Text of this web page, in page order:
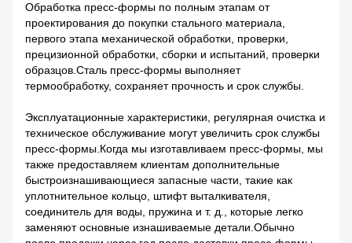
Обработка пресс-формы по полным этапам от
проектирования до покупки стального материала,
первого этапа механической обработки, проверки,
прецизионной обработки, сборки и испытаний, проверки
образцов.Сталь пресс-формы выполняет
термообработку, сохраняет прочность и срок службы.
Эксплуатационные характеристики, регулярная очистка и
техническое обслуживание могут увеличить срок службы
пресс-формы.Когда мы изготавливаем пресс-формы, мы
также предоставляем клиентам дополнительные
быстроизнашивающиеся запасные части, такие как
уплотнительное кольцо, штифт выталкивателя,
соединитель для воды, пружина и т. д., которые легко
заменяют основные изнашиваемые детали.Обычно